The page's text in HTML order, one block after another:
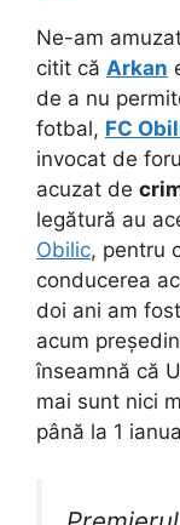
Ne-am
citit că Arkan
de a nu
fotbal, FC
invocat de
acuzat de
legătură au
Obilic, pentru
conducerea
doi ani am fost
acum
înseamnă că
mai sunt nici
până la 1